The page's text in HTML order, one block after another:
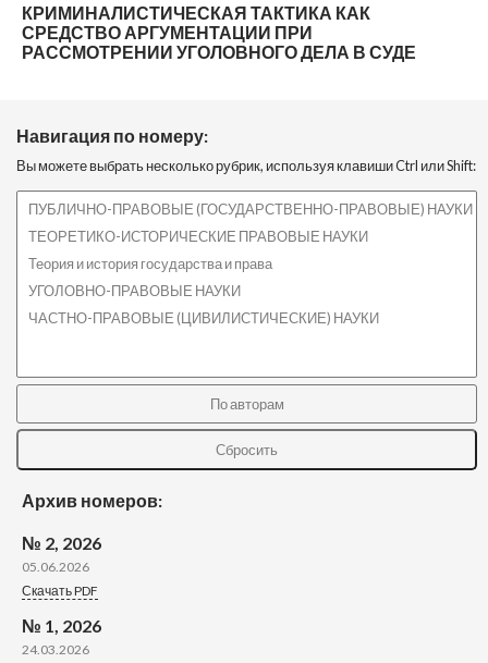
Навигация по номеру:
Вы можете выбрать несколько рубрик, используя клавиши Ctrl или Shift:
Архив номеров:
№ 2, 2026
05.06.2026
Скачать PDF
№ 1, 2026
24.03.2026
КРИМИНАЛИСТИЧЕСКАЯ ТАКТИКА КАК
СРЕДСТВО АРГУМЕНТАЦИИ ПРИ
РАССМОТРЕНИИ УГОЛОВНОГО ДЕЛА В СУДЕ